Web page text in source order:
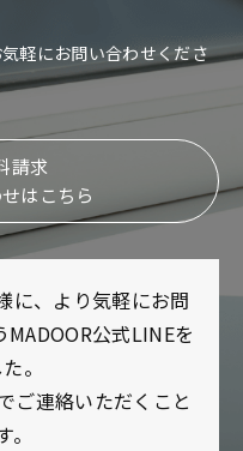
軽にお問い合わせくださ
請求
はこちら
に、より気軽にお問
公式LINEを
。
ご連絡いただくこと